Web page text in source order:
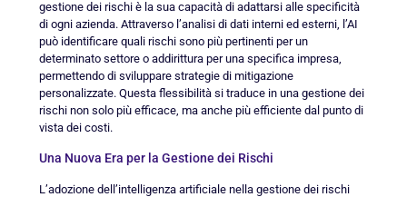
gestione dei rischi è la sua capacità di adattarsi alle specificità
di ogni azienda. Attraverso l’analisi di dati interni ed esterni, l’AI
può identificare quali rischi sono più pertinenti per un
determinato settore o addirittura per una specifica impresa,
permettendo di sviluppare strategie di mitigazione
personalizzate. Questa flessibilità si traduce in una gestione dei
rischi non solo più efficace, ma anche più efficiente dal punto di
vista dei costi.
Una Nuova Era per la Gestione dei Rischi
L’adozione dell’intelligenza artificiale nella gestione dei rischi